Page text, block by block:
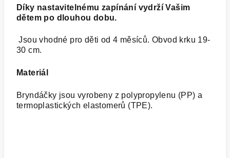
Díky nastavitelnému zapínání vydrží Vašim
dětem po dlouhou dobu.
Jsou vhodné pro děti od 4 měsíců. Obvod krku 19-
30 cm.
Materiál
Bryndáčky jsou vyrobeny z polypropylenu (PP) a
termoplastických elastomerů (TPE).